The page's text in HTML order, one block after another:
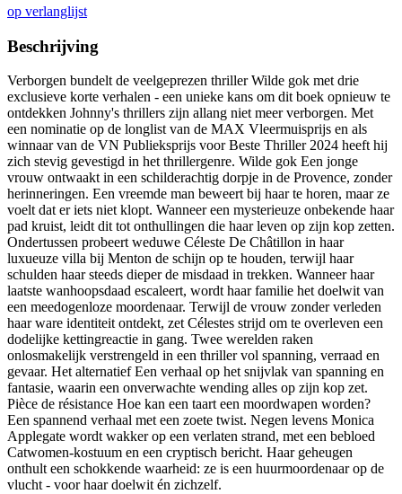
op verlanglijst
Beschrijving
Verborgen bundelt de veelgeprezen thriller Wilde gok met drie
exclusieve korte verhalen - een unieke kans om dit boek opnieuw te
ontdekken Johnny's thrillers zijn allang niet meer verborgen. Met
een nominatie op de longlist van de MAX Vleermuisprijs en als
winnaar van de VN Publieksprijs voor Beste Thriller 2024 heeft hij
zich stevig gevestigd in het thrillergenre. Wilde gok Een jonge
vrouw ontwaakt in een schilderachtig dorpje in de Provence, zonder
herinneringen. Een vreemde man beweert bij haar te horen, maar ze
voelt dat er iets niet klopt. Wanneer een mysterieuze onbekende haar
pad kruist, leidt dit tot onthullingen die haar leven op zijn kop zetten.
Ondertussen probeert weduwe Céleste De Châtillon in haar
luxueuze villa bij Menton de schijn op te houden, terwijl haar
schulden haar steeds dieper de misdaad in trekken. Wanneer haar
laatste wanhoopsdaad escaleert, wordt haar familie het doelwit van
een meedogenloze moordenaar. Terwijl de vrouw zonder verleden
haar ware identiteit ontdekt, zet Célestes strijd om te overleven een
dodelijke kettingreactie in gang. Twee werelden raken
onlosmakelijk verstrengeld in een thriller vol spanning, verraad en
gevaar. Het alternatief Een verhaal op het snijvlak van spanning en
fantasie, waarin een onverwachte wending alles op zijn kop zet.
Pièce de résistance Hoe kan een taart een moordwapen worden?
Een spannend verhaal met een zoete twist. Negen levens Monica
Applegate wordt wakker op een verlaten strand, met een bebloed
Catwomen-kostuum en een cryptisch bericht. Haar geheugen
onthult een schokkende waarheid: ze is een huurmoordenaar op de
vlucht - voor haar doelwit én zichzelf.